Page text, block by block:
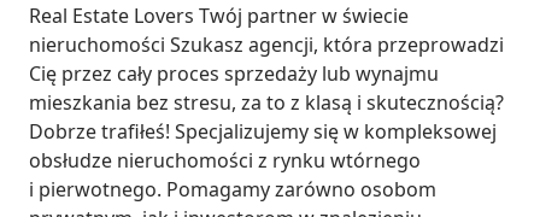
Real Estate Lovers Twój partner w świecie
nieruchomości Szukasz agencji, która przeprowadzi
Cię przez cały proces sprzedaży lub wynajmu
mieszkania bez stresu, za to z klasą i skutecznością?
Dobrze trafiłeś! Specjalizujemy się w kompleksowej
obsłudze nieruchomości z rynku wtórnego
i pierwotnego. Pomagamy zarówno osobom